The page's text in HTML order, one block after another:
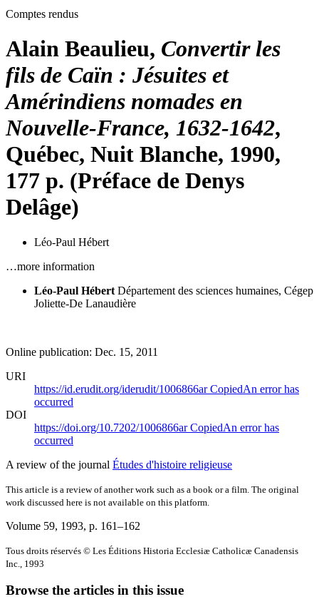
Comptes rendus
Alain Beaulieu, Convertir les
fils de Caïn : Jésuites et
Amérindiens nomades en
Nouvelle-France, 1632-1642,
Québec, Nuit Blanche, 1990,
177 p. (Préface de Denys
Delâge)
Léo-Paul Hébert
…more information
Léo-Paul Hébert Département des sciences humaines, Cégep
Joliette-De Lanaudière
Online publication: Dec. 15, 2011
URI
https://id.erudit.org/iderudit/1006866arCopiedAn error has
occurred
DOI
https://doi.org/10.7202/1006866arCopiedAn error has
occurred
A review of the journal Études d'histoire religieuse
This article is a review of another work such as a book or a film. The original
work discussed here is not available on this platform.
Volume 59, 1993, p. 161–162
Tous droits réservés © Les Éditions Historia Ecclesiæ Catholicæ Canadensis
Inc., 1993
Browse the articles in this issue